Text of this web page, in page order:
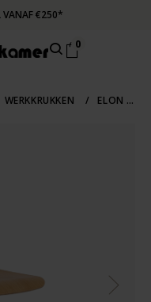
VANAF €250*
0
WERKKRUKKEN / ELON INDUSTRIËLE WERKSTOEL